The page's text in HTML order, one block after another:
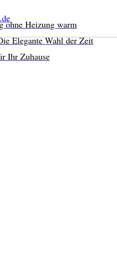
ohne Heizung warm
Elegante Wahl der Zeit
Ihr Zuhause